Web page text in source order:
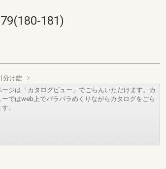
181)
分け錠
ージは「カタログビュー」でごらんいただけます。カ
ーではweb上でパラパラめくりながらカタログをごら
。